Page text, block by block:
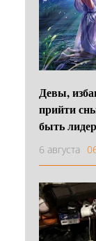
Девы,
прийти
быть
6 августа